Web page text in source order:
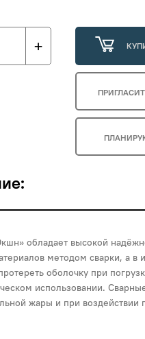
+
обладает высокой
методом сварки, а в
оболочку при
использовании.
жары и при